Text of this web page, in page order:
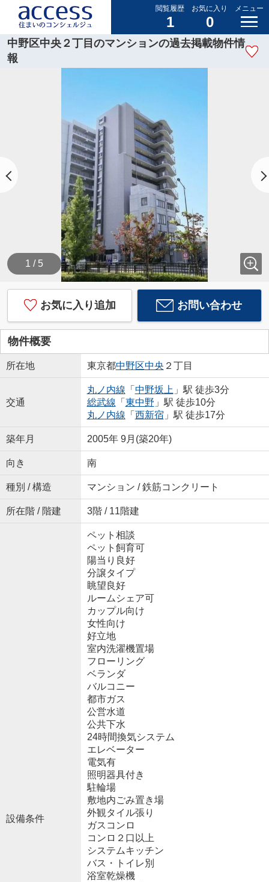
閲覧履歴
1
お気に入り
0
メニュー
中野区中央２丁目のマンションの過去掲載物件情
報
1 / 5
お気に入り追加 お問い合わせ
物件概要
所在地 東京都中野区中央 ２丁目
交通
丸ノ内線 「 中野坂上 」駅 徒歩3分
総武線 「 東中野 」駅 徒歩10分
丸ノ内線 「 西新宿 」駅 徒歩17分
築年月 2005年 9月(築20年)
向き 南
種別 / 構造 マンション / 鉄筋コンクリート
所在階 / 階建 3階 / 11階建
設備条件
ペット相談
ペット飼育可
陽当り良好
分譲タイプ
眺望良好
ルームシェア可
カップル向け
女性向け
好立地
室内洗濯機置場
フローリング
ベランダ
バルコニー
都市ガス
公営水道
公共下水
24時間換気システム
エレベーター
電気有
照明器具付き
駐輪場
敷地内ごみ置き場
外観タイル張り
ガスコンロ
コンロ２口以上
システムキッチン
バス・トイレ別
浴室乾燥機